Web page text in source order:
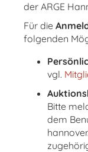
der ARGE
Für die
folgenden
vgl.
Bitte
dem